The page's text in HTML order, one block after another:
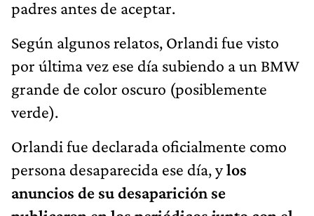
padres antes de aceptar.
Según algunos relatos, Orlandi fue visto
por última vez ese día subiendo a un BMW
grande de color oscuro (posiblemente
verde).
Orlandi fue declarada oficialmente como
persona desaparecida ese día, ylos
anuncios de su desaparición se